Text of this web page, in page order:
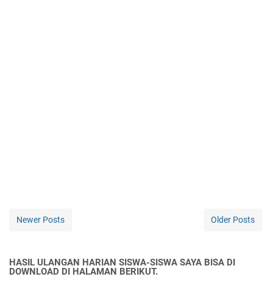
Newer Posts Older Posts
HASIL ULANGAN HARIAN SISWA-SISWA SAYA BISA DI
DOWNLOAD DI HALAMAN BERIKUT.